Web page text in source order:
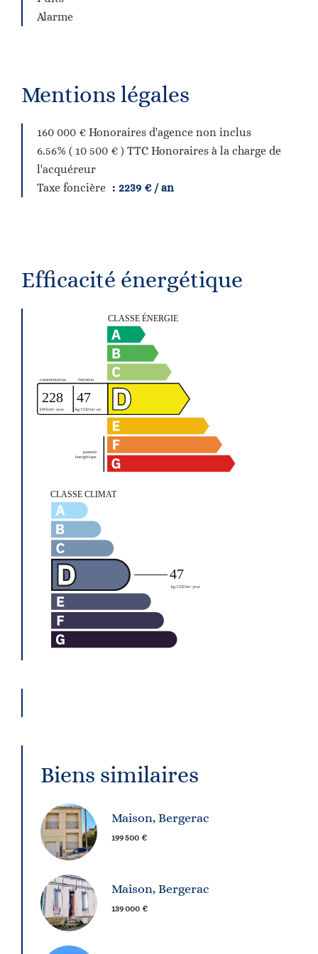
Alarme
Mentions légales
160 000 € Honoraires d'agence non inclus
6.56% ( 10 500 € ) TTC Honoraires à la charge de
l'acquéreur
Taxe foncière
2239 € / an
Efficacité énergétique
Biens similaires
Maison, Bergerac
199 500 €
Maison, Bergerac
139 000 €